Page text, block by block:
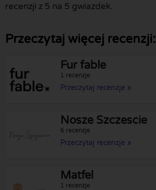
recenzji z 5 na 5 gwiazdek.
Przeczytaj więcej recenzji:
Fur fable
1 recenzje
Przeczytaj recenzje »
Nosze Szczescie
6 recenzje
Przeczytaj recenzje »
Matfel
1 recenzje